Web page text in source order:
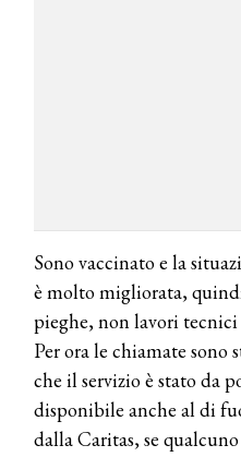
Sono vaccinato e la
è molto migliorata,
pieghe, non lavori
Per ora le chiamate sono
che il servizio è stato da
disponibile anche al di
dalla Caritas, se